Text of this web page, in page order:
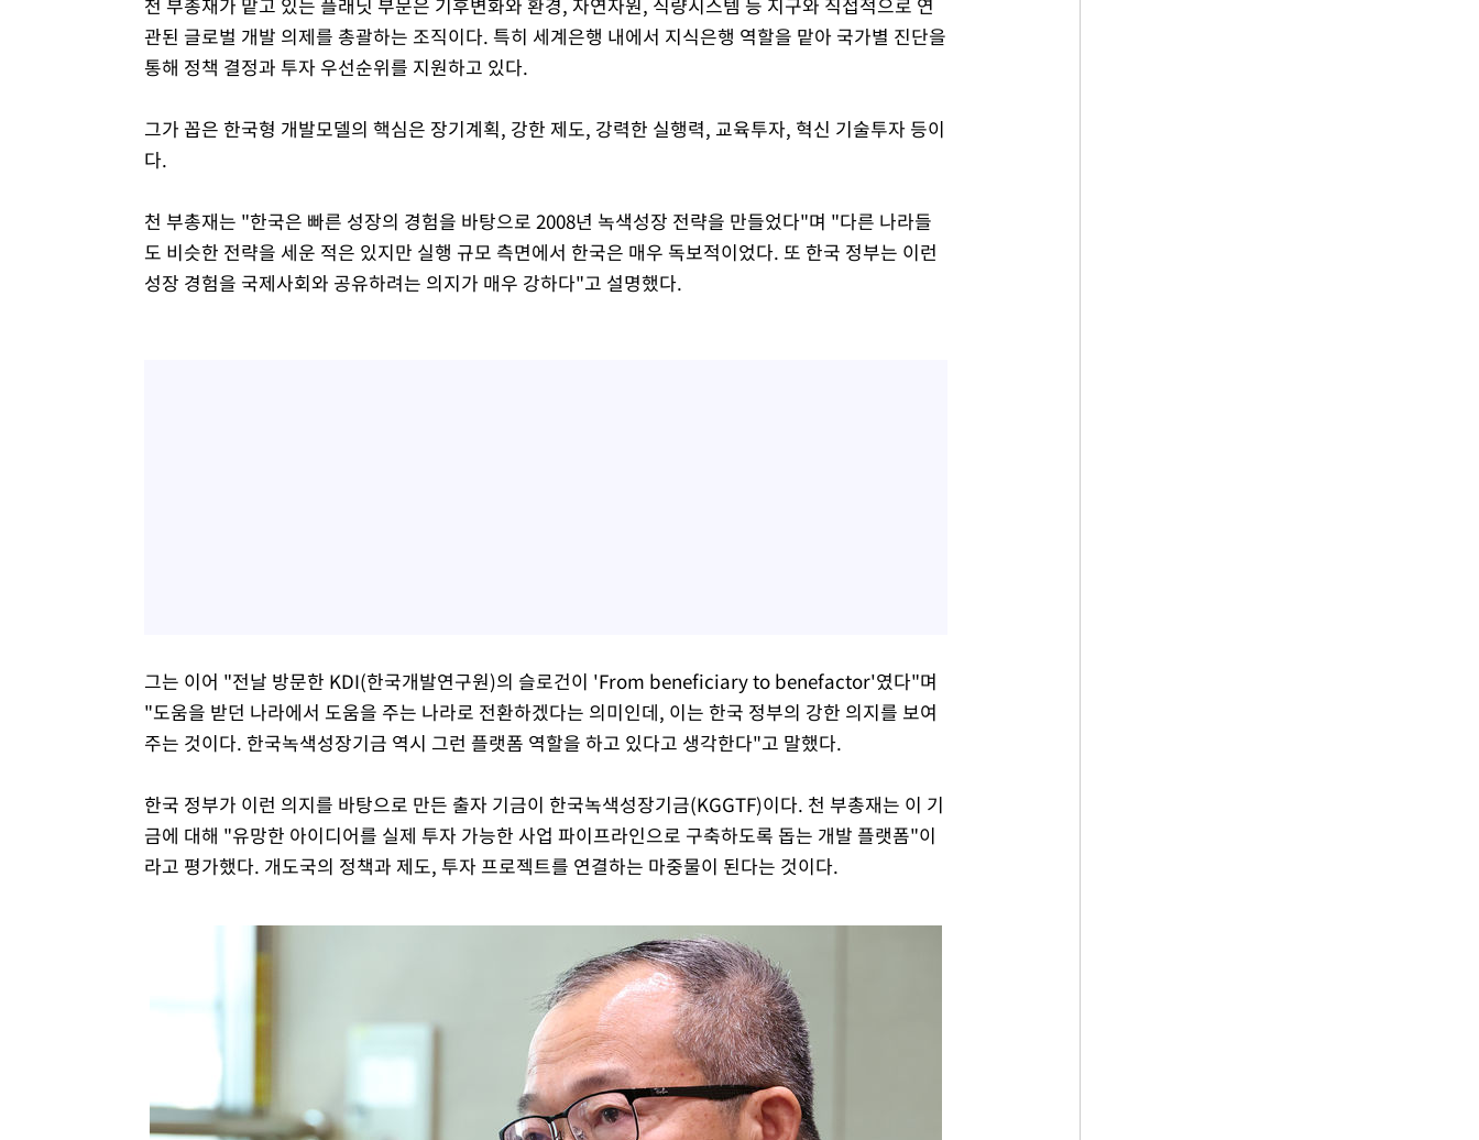
관된 글로벌 개발 의제를 총괄하는 조직이다. 특히 세계은행 내에서 지식은행 역할을 맡아 국가별 진단을
통해 정책 결정과 투자 우선순위를 지원하고 있다.
그가 꼽은 한국형 개발모델의 핵심은 장기계획, 강한 제도, 강력한 실행력, 교육투자, 혁신 기술투자 등이
다.
천 부총재는 "한국은 빠른 성장의 경험을 바탕으로 2008년 녹색성장 전략을 만들었다"며 "다른 나라들
도 비슷한 전략을 세운 적은 있지만 실행 규모 측면에서 한국은 매우 독보적이었다. 또 한국 정부는 이런
성장 경험을 국제사회와 공유하려는 의지가 매우 강하다"고 설명했다.
그는 이어 "전날 방문한 KDI(한국개발연구원)의 슬로건이 'From beneficiary to benefactor'였다"며
"도움을 받던 나라에서 도움을 주는 나라로 전환하겠다는 의미인데, 이는 한국 정부의 강한 의지를 보여
주는 것이다. 한국녹색성장기금 역시 그런 플랫폼 역할을 하고 있다고 생각한다"고 말했다.
한국 정부가 이런 의지를 바탕으로 만든 출자 기금이 한국녹색성장기금(KGGTF)이다. 천 부총재는 이 기
금에 대해 "유망한 아이디어를 실제 투자 가능한 사업 파이프라인으로 구축하도록 돕는 개발 플랫폼"이
라고 평가했다. 개도국의 정책과 제도, 투자 프로젝트를 연결하는 마중물이 된다는 것이다.